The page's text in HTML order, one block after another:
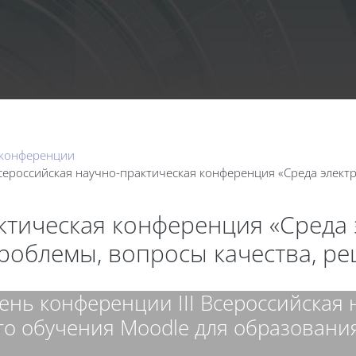
научно-практическая конференция «Среда
конференция
вопросы качества,
конференции III Всероссийская
обучения Moodle для